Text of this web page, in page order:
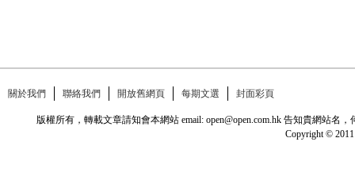
關於我們 聯絡我們 開放舊網頁 每期文選 封面彩頁
版權所有，轉載文章請知會本網站 email: open@open.com.hk 告知貴網站
Copyright © 2011